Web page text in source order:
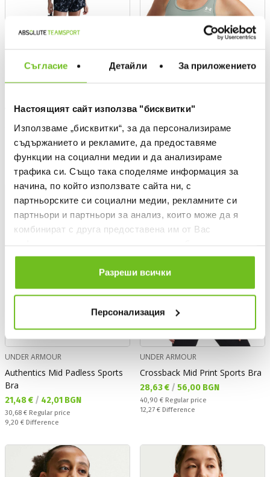
Съгласие Детайли За приложението
Настоящият сайт използва "бисквитки"
Използваме „бисквитки“, за да персонализираме
съдържанието и рекламите, да предоставяме
функции на социални медии и да анализираме
трафика си. Също така споделяме информация за
начина, по който използвате сайта ни, с
партньорските си социални медии, рекламните си
партньори и партньори за анализ, които може да я
комбинират с друга предоставена им от Вас
ползването от Ваша страна на услугите им.
Разреши всички
Персонализация
W NK1 LL BRA
Текуща цена:
32,21 €/63,00 BGN
Спестявате:
13,80 €Difference
HG Authentics Mid Branded
Спестявате:
9,66 €Difference
UNDER ARMOUR
Authentics Mid Padless Sports
Bra
Текуща цена:
21,48 € / 42,01 BGN
Regular price:
30,68 € Regular price
Спестявате:
9,20 € Difference
UNDER ARMOUR
Crossback Mid Print Sports Bra
Текуща цена:
28,63 € / 56,00 BGN
Regular price:
40,90 € Regular price
Спестявате:
12,27 € Difference